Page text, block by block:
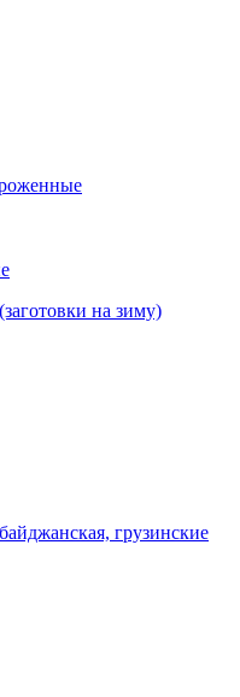
на зиму)
грузинские